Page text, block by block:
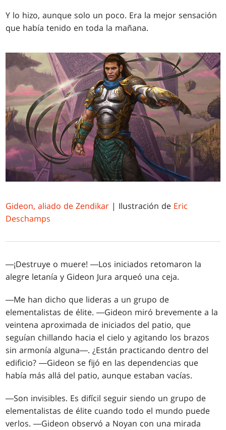
Y lo hizo, aunque solo un poco. Era la mejor sensación
que había tenido en toda la mañana.
Gideon, aliado de Zendikar | Ilustración de Eric
Deschamps
―¡Destruye o muere! ―Los iniciados retomaron la
alegre letanía y Gideon Jura arqueó una ceja.
―Me han dicho que lideras a un grupo de
elementalistas de élite. ―Gideon miró brevemente a la
veintena aproximada de iniciados del patio, que
seguían chillando hacia el cielo y agitando los brazos
sin armonía alguna―. ¿Están practicando dentro del
edificio? ―Gideon se fijó en las dependencias que
había más allá del patio, aunque estaban vacías.
―Son invisibles. Es difícil seguir siendo un grupo de
elementalistas de élite cuando todo el mundo puede
verlos. ―Gideon observó a Noyan con una mirada